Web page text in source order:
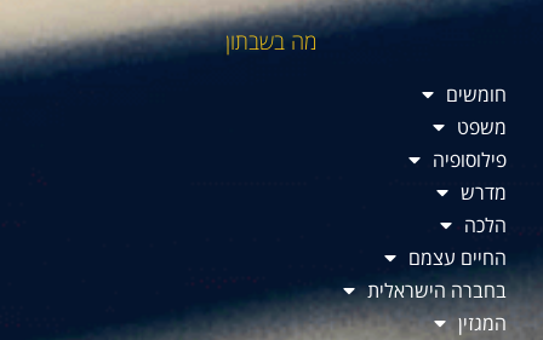
מה בשבתון
חומשים
משפט
פילוסופיה
מדרש
הלכה
החיים עצמם
בחברה הישראלית
המגזין